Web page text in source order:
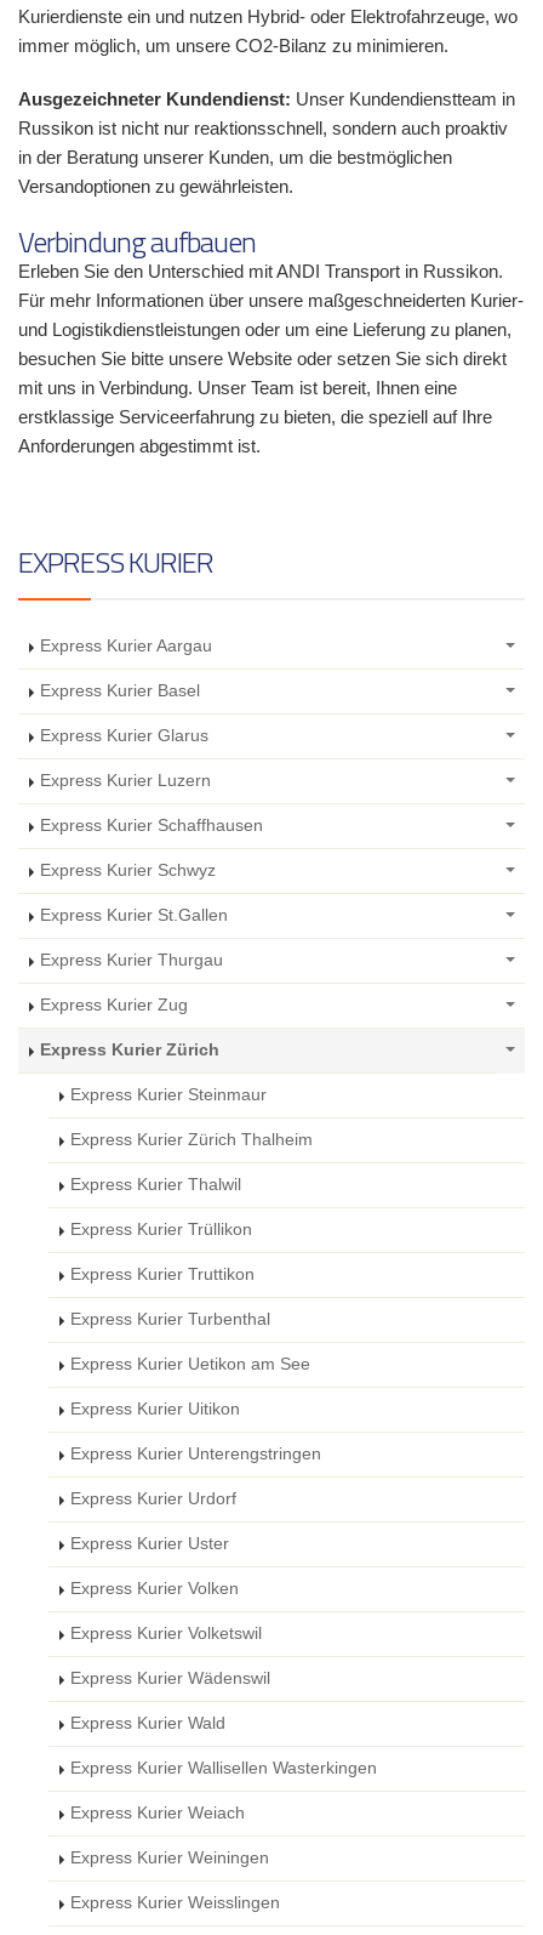
Kurierdienste ein und nutzen Hybrid- oder Elektrofahrzeuge, wo
immer möglich, um unsere CO2-Bilanz zu minimieren.
Ausgezeichneter Kundendienst: Unser Kundendienstteam in
Russikon ist nicht nur reaktionsschnell, sondern auch proaktiv
in der Beratung unserer Kunden, um die bestmöglichen
Versandoptionen zu gewährleisten.
Verbindung aufbauen
Erleben Sie den Unterschied mit ANDI Transport in Russikon.
Für mehr Informationen über unsere maßgeschneiderten Kurier-
und Logistikdienstleistungen oder um eine Lieferung zu planen,
besuchen Sie bitte unsere Website oder setzen Sie sich direkt
mit uns in Verbindung. Unser Team ist bereit, Ihnen eine
erstklassige Serviceerfahrung zu bieten, die speziell auf Ihre
Anforderungen abgestimmt ist.
EXPRESS KURIER
Express Kurier Aargau
Express Kurier Basel
Express Kurier Glarus
Express Kurier Luzern
Express Kurier Schaffhausen
Express Kurier Schwyz
Express Kurier St.Gallen
Express Kurier Thurgau
Express Kurier Zug
Express Kurier Zürich
Express Kurier Steinmaur
Express Kurier Zürich Thalheim
Express Kurier Thalwil
Express Kurier Trüllikon
Express Kurier Truttikon
Express Kurier Turbenthal
Express Kurier Uetikon am See
Express Kurier Uitikon
Express Kurier Unterengstringen
Express Kurier Urdorf
Express Kurier Uster
Express Kurier Volken
Express Kurier Volketswil
Express Kurier Wädenswil
Express Kurier Wald
Express Kurier Wallisellen Wasterkingen
Express Kurier Weiach
Express Kurier Weiningen
Express Kurier Weisslingen